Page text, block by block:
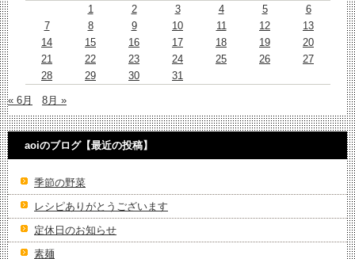
1
2 3 4 5
6
7
8 9 10 11 12
13
14
15 16 17 18 19
20
21
22 23 24 25 26
27
28
29 30 31
« 6月 8月 »
aoiのブログ【最近の投稿】
季節の野菜
レシピありがとうございます
定休日のお知らせ
素麺